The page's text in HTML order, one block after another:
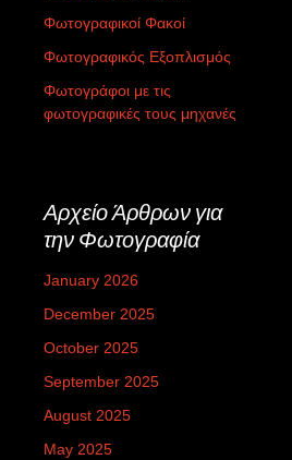
Φωτογραφικοί Φακοί
Φωτογραφικός Εξοπλισμός
Φωτογράφοι με τις
φωτογραφικές τους μηχανές
Αρχείο Άρθρων για
την Φωτογραφία
January 2026
December 2025
October 2025
September 2025
August 2025
May 2025